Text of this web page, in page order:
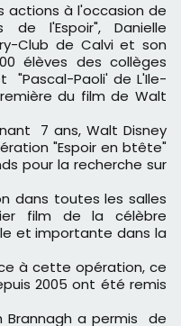
de l'Espoir", Danielle
Club de Calvi et son
élèves des collèges
"Pascal-Paoli' de L'Ile-
du film de Walt
7 ans, Walt Disney
"Espoir en btête"
pour la recherche sur
dans toutes les salles
film de la célèbre
et importante dans la
à cette opération, ce
2005 ont été remis
Brannagh a permis de